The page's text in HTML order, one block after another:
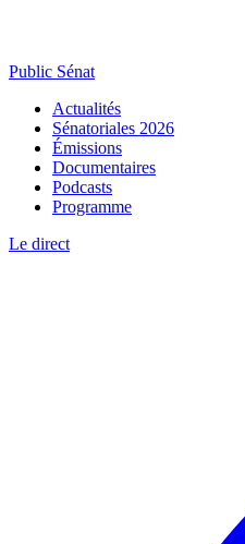
Public Sénat
Actualités
Sénatoriales 2026
Émissions
Documentaires
Podcasts
Programme
Le direct